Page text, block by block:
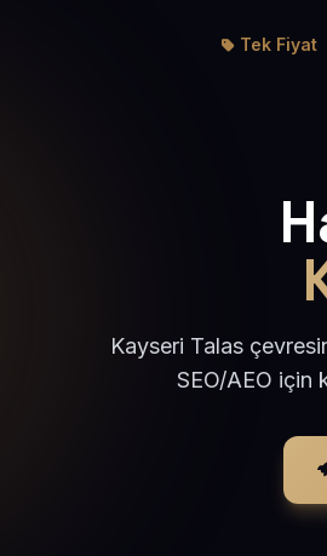
Tek Fiyat
Kayseri Talas
SEO/AEO için